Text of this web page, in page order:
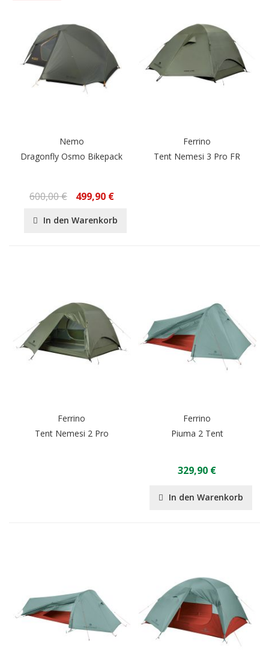
Nemo
Dragonfly Osmo Bikepack
600,00 € 499,90 €
In den Warenkorb
Ferrino
Tent Nemesi 3 Pro FR
Ferrino
Tent Nemesi 2 Pro
Ferrino
Piuma 2 Tent
329,90 €
In den Warenkorb